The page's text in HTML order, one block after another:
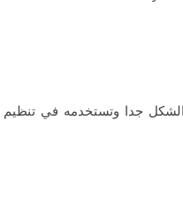
الشكل جدا وتستخدمه في